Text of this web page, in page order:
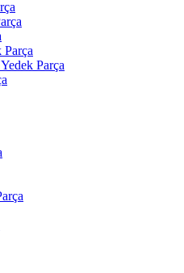
Parça